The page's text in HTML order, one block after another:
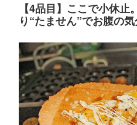
【4品目】ここで小休
り“たません”でお腹の